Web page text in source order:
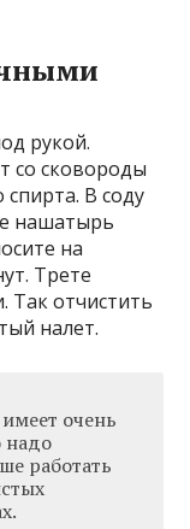
рукой.
со сковороды
В соду
нашатырь
на
Трете
Так отчистить
налет.
очень
надо
работать